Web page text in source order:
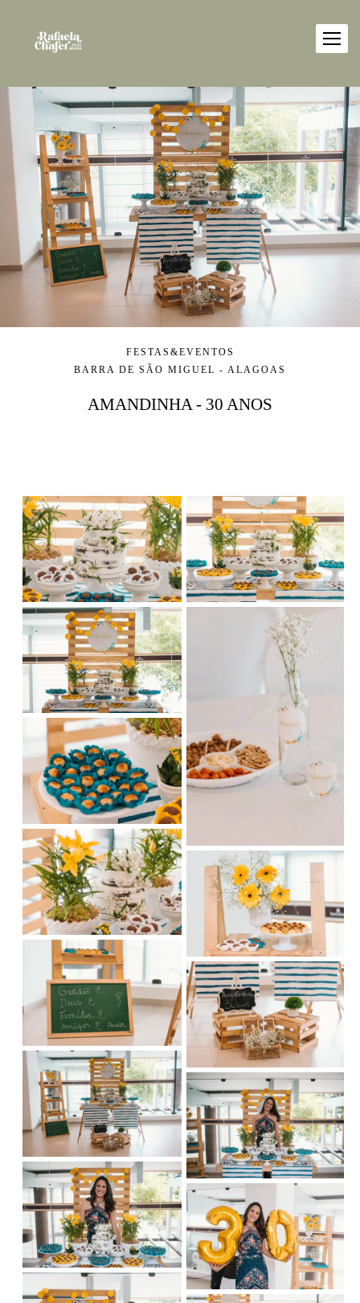
FESTAS&EVENTOS
BARRA DE SÃO MIGUEL - ALAGOAS
AMANDINHA - 30 ANOS